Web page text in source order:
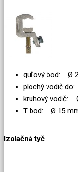
guľový bod: Ø
plochý vodič
kruhový vodič:
T bod: Ø 15
Izolačná tyč